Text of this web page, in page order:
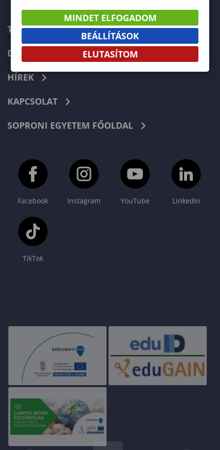
TELEFONKÖNYV
DOKUMENTUMOK
HÍREK
KAPCSOLAT
SOPRONI EGYETEM FŐOLDAL
Facebook Instagram YouTube LinkedIn
TikTok
MINDET ELFOGADOM
BEÁLLÍTÁSOK
ELUTASÍTOM